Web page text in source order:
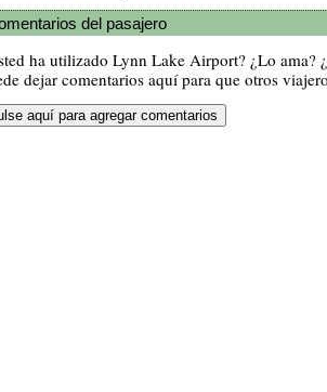
del pasajero
ha utilizado Lynn Lake Airport? ¿Lo ama?
dejar comentarios aquí para que otros